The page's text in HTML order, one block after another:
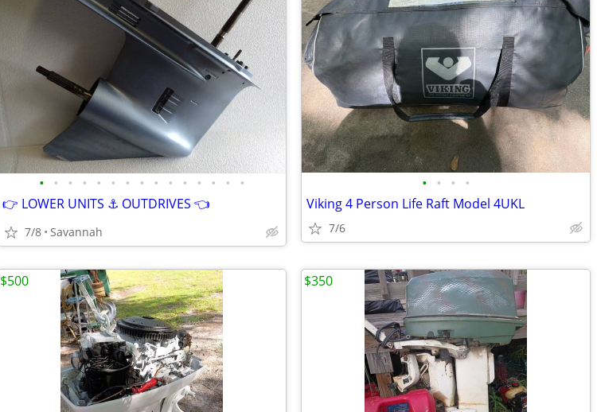
• • • • • • • • • • • • • • •
👉 LOWER UNITS ⚓ OUTDRIVES 👈
7/8 Savannah
• • • •
Viking 4 Person Life Raft Model 4UKL
7/6
$500 $350